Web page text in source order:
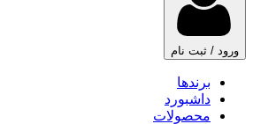
ورود / ثبت نام
برندها
داشبورد
محصولات